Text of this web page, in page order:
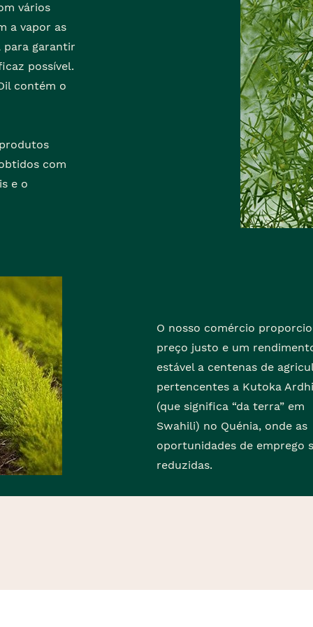
vários
a vapor as
para garantir
possível.
contém o
com
e o
O nosso comércio
preço justo e um
estável a centenas de
pertencentes a Kutoka
(que significa “da terra” em
Swahili) no Quénia, onde as
oportunidades de emprego
reduzidas.